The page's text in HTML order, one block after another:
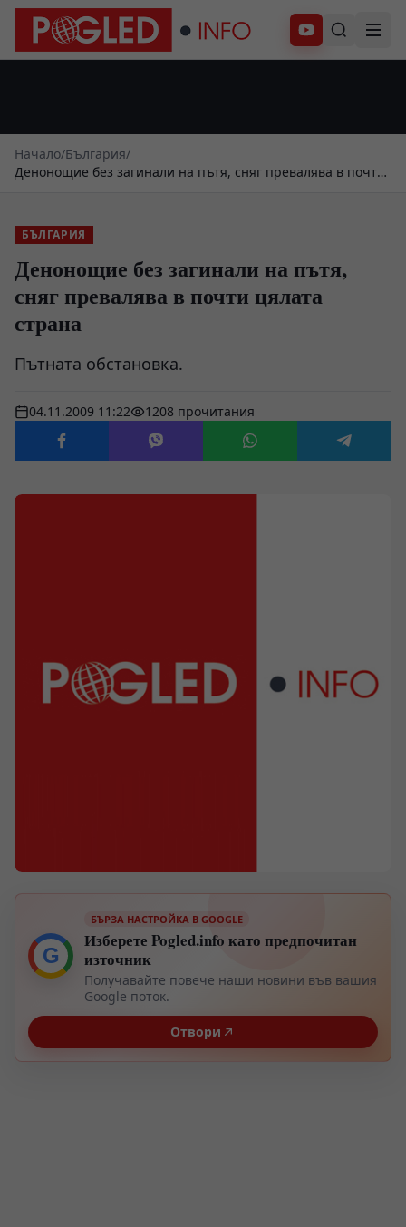
Абонирай се
Начало/България/
Денонощие без загинали на пътя, сняг превалява в почти
БЪЛГАРИЯ
Денонощие без загинали на пътя,
сняг превалява в почти цялата
страна
Пътната обстановка.
04.11.2009 11:22 1208 прочитания
G
БЪРЗА НАСТРОЙКА В GOOGLE
Изберете Pogled.info като предпочитан
източник
Получавайте повече наши новини във вашия
Google поток.
Отвори